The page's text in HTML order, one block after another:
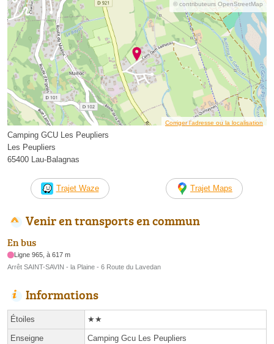
© contributeurs OpenStreetMap
Corriger l’adresse ou la localisation
Camping GCU Les Peupliers
Les Peupliers
65400 Lau-Balagnas
Trajet Waze Trajet Maps
Venir en transports en commun
En bus
Ligne 965, à 617 m
Arrêt SAINT-SAVIN - la Plaine - 6 Route du Lavedan
Informations
Étoiles ★★
Enseigne Camping Gcu Les Peupliers